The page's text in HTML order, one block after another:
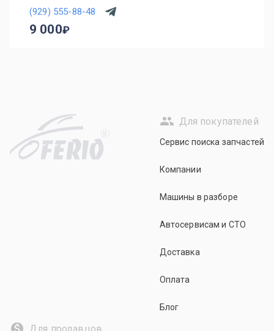
(929) 555-88-48
9 000
R
Для покупателей
Сервис поиска запчастей
Компании
Машины в разборе
Автосервисам и СТО
Доставка
Оплата
Блог
Для продавцов